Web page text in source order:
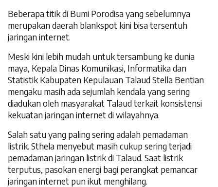
Beberapa titik di Bumi Porodisa yang sebelumnya
merupakan daerah blankspot kini bisa tersentuh
jaringan internet.
Meski kini lebih mudah untuk tersambung ke dunia
maya, Kepala Dinas Komunikasi, Informatika dan
Statistik Kabupaten Kepulauan Talaud Stella Bentian
mengaku masih ada sejumlah kendala yang sering
diadukan oleh masyarakat Talaud terkait konsistensi
kekuatan jaringan internet di wilayahnya.
Salah satu yang paling sering adalah pemadaman
listrik. Sthela menyebut masih cukup sering terjadi
pemadaman jaringan listrik di Talaud. Saat listrik
terputus, pasokan energi bagi perangkat pemancar
jaringan internet pun ikut menghilang.